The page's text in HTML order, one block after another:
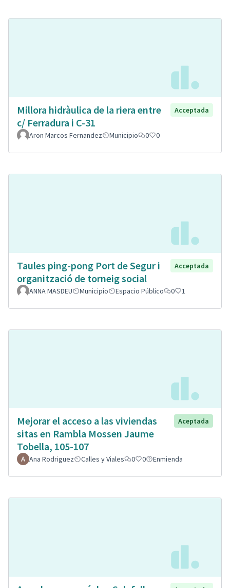
Millora hidràulica de la riera entre
c/ Ferradura i C-31
Acceptada
Aron Marcos Fernandez Municipio 0 0
Taules ping-pong Port de Segur i
organització de torneig social
Acceptada
ANNA MASDEU Municipio Espacio Público 0 1
Mejorar el acceso a las viviendas
sitas en Rambla Mossen Jaume
Tobella, 105-107
Aceptada
Ana Rodriguez Calles y Viales 0 0 Enmienda